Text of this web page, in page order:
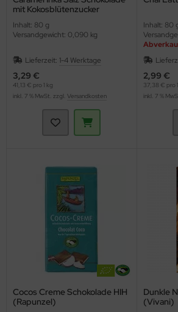
mit Kokosblütenzucker
Inhalt: 80 g
Versandgewicht: 0,090 kg
Lieferzeit: 1-4 Werktage
3,29 €
41,13 € pro 1 kg
inkl. 7 % MwSt. zzgl. Versandkosten
Inhalt: 80
reicht
2,99 €
37,38 € pro
inkl. 7 %
Cocos Creme Schokolade HIH
(Rapunzel)
Dunkle
(Vivani)